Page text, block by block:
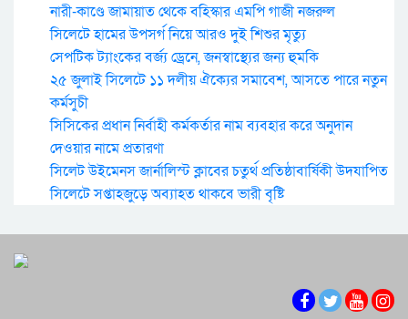
নারী-কাণ্ডে জামায়াত থেকে বহিস্কার এমপি গাজী নজরুল
সিলেটে হামের উপসর্গ নিয়ে আরও দুই শিশুর মৃত্যু
সেপটিক ট্যাংকের বর্জ্য ড্রেনে, জনস্বাস্থ্যের জন্য হুমকি
২৫ জুলাই সিলেটে ১১ দলীয় ঐক্যের সমাবেশ, আসতে পারে নতুন
কর্মসুচী
সিসিকের প্রধান নির্বাহী কর্মকর্তার নাম ব্যবহার করে অনুদান
দেওয়ার নামে প্রতারণা
সিলেট উইমেনস জার্নালিস্ট ক্লাবের চতুর্থ প্রতিষ্ঠাবার্ষিকী উদযাপিত
সিলেটে সপ্তাহজুড়ে অব্যাহত থাকবে ভারী বৃষ্টি